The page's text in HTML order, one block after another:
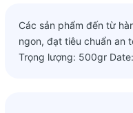
Các sản phẩm đến từ
ngon, đạt tiêu chuẩn an
Trọng lượng: 500gr